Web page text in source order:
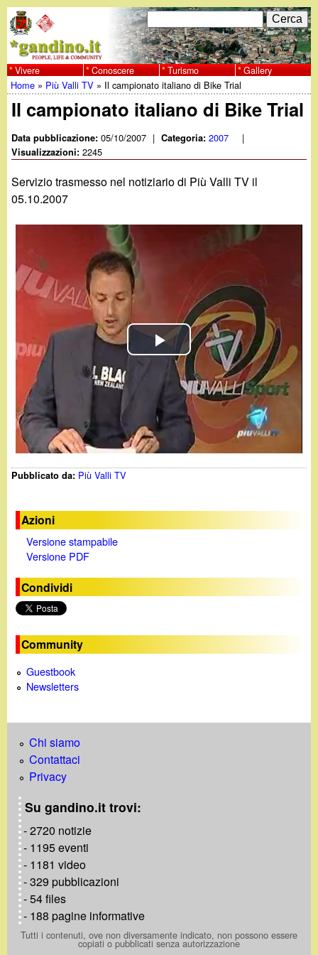
al
contenuto
principale
w
w
w
.
g
n
o
F
o
r
m
d
i
i
c
c
a
C
e
r
c
a
Vivere Conoscere Turismo Gallery
Tu
sei
qui
Home » Più Valli TV » Il campionato italiano di Bike Trial
Il campionato italiano di Bike Trial
Data pubblicazione:05/10/2007 | Categoria:2007 |
Visualizzazioni:2245
Servizio trasmesso nel notiziario di Più Valli TV il
05.10.2007
P
l
a
y
i
e
Pubblicato da: Più Valli TV
Azioni
Versione stampabile
Versione PDF
Condividi
Community
Guestbook
Newsletters
Chi siamo
Contattaci
Privacy
Su gandino.it trovi:
- 2720 notizie
- 1195 eventi
- 1181 video
- 329 pubblicazioni
- 54 files
- 188 pagine informative
Tutti i contenuti, ove non diversamente indicato, non possono essere
copiati o pubblicati senza autorizzazione